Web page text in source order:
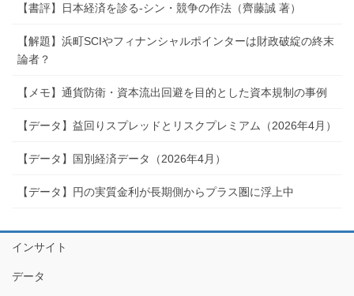
【書評】日本経済を診る-シン・競争の作法（齊藤誠 著）
【解題】浜町SCIやフィナンシャルポインターは財政破綻の終末
論者？
【メモ】通貨防衛・資本流出回避を目的とした資本規制の事例
【データ】益回りスプレッドとリスクプレミアム（2026年4月）
【データ】国別経済データ（2026年4月）
【データ】円の実質金利が長期側からプラス圏に浮上中
インサイト
データ